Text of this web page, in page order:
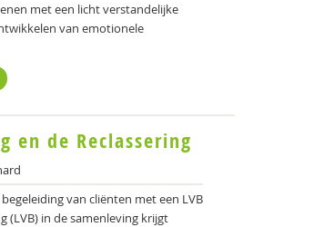
met een licht verstandelijke
van emotionele
en de Reclassering
van cliënten met een LVB
(LVB) in de samenleving krijgt